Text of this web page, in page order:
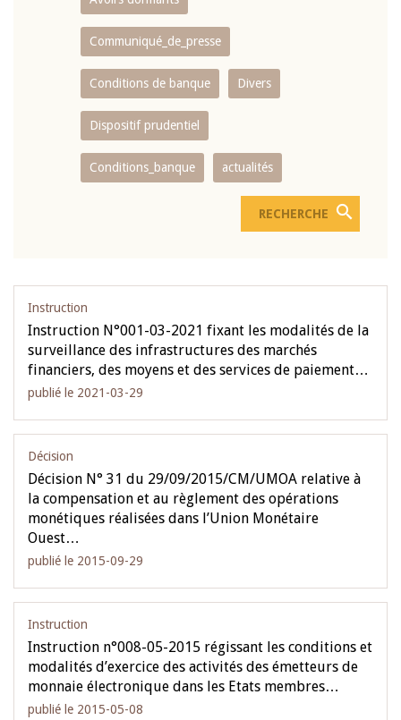
Communiqué_de_presse
Conditions de banque Divers
Dispositif prudentiel
Conditions_banque actualités
Instruction
Instruction N°001-03-2021 fixant les modalités de la
surveillance des infrastructures des marchés
financiers, des moyens et des services de paiement…
publié le 2021-03-29
Décision
Décision N° 31 du 29/09/2015/CM/UMOA relative à
la compensation et au règlement des opérations
monétiques réalisées dans l’Union Monétaire
Ouest…
publié le 2015-09-29
Instruction
Instruction n°008-05-2015 régissant les conditions et
modalités d’exercice des activités des émetteurs de
monnaie électronique dans les Etats membres…
publié le 2015-05-08